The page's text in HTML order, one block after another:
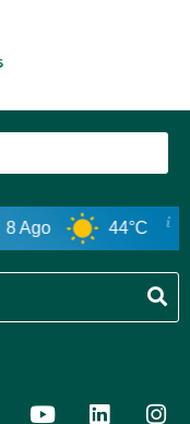
8 Ago 44°C